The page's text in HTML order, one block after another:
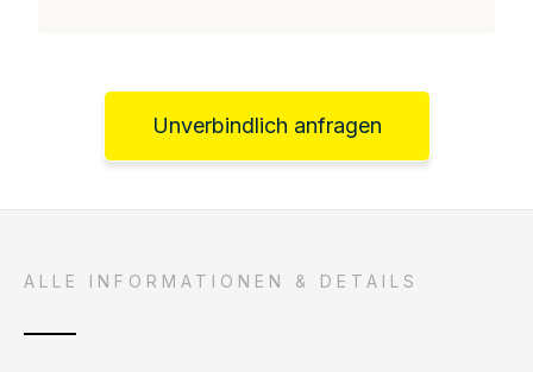
Unverbindlich anfragen
ALLE INFORMATIONEN & DETAILS